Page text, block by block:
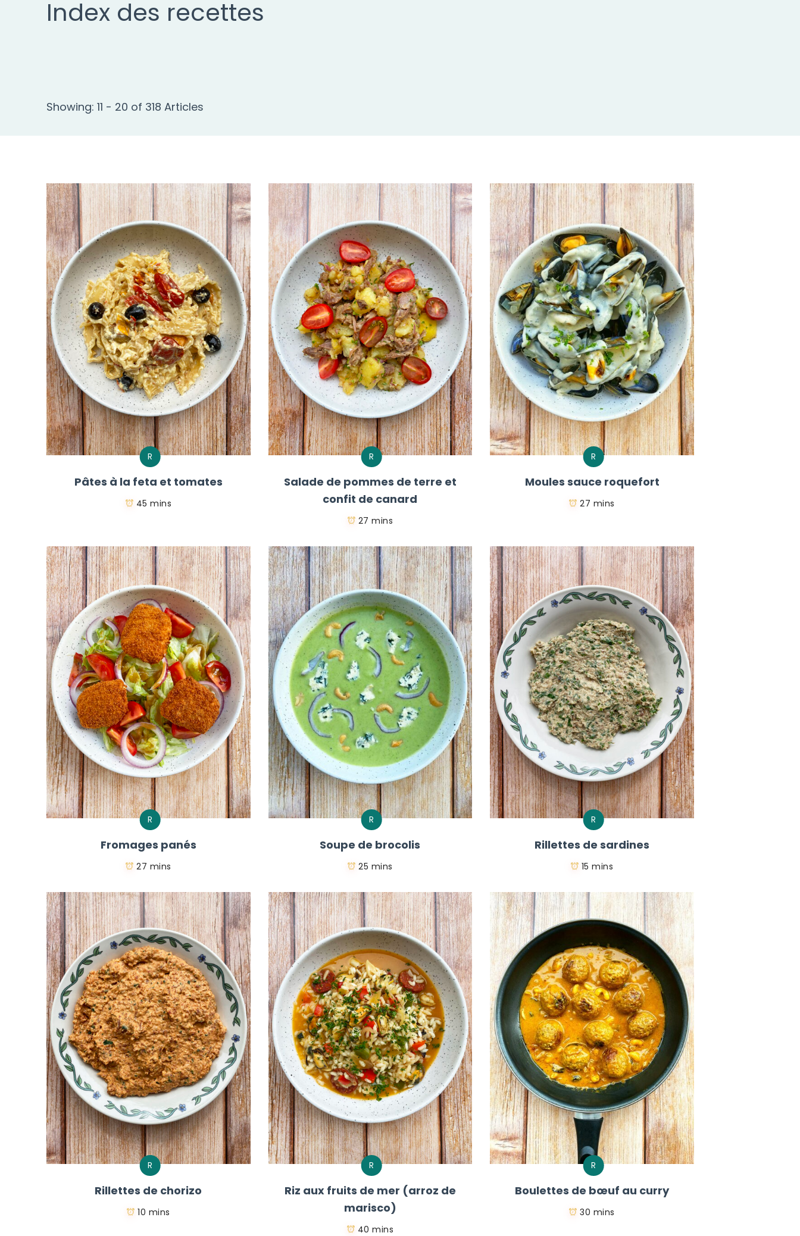
Index des recettes
Showing: 11 - 20 of 318 Articles
R
Pâtes à la feta et tomates
45 mins
R
Salade de pommes de terre et
confit de canard
27 mins
R
Moules sauce roquefort
27 mins
R
Fromages panés
27 mins
R
Soupe de brocolis
25 mins
R
Rillettes de sardines
15 mins
R
Rillettes de chorizo
10 mins
R
Riz aux fruits de mer (arroz de
marisco)
40 mins
R
Boulettes de bœuf au curry
30 mins